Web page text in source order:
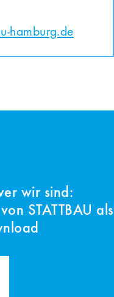
hamburg.de
wir sind:
STATTBAU als